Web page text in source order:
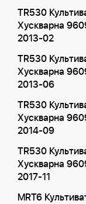
TR530
Хускварна
2013-02
TR530
Хускварна
2013-06
TR530
Хускварна
2014-09
TR530
Хускварна
2017-11
MRT6